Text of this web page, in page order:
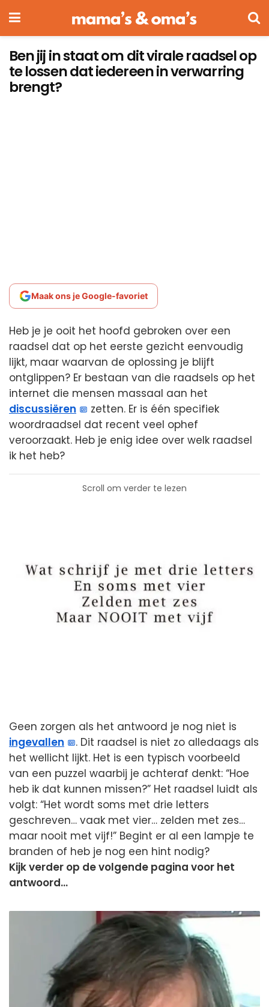
Ben jij in staat om dit virale raadsel op
te lossen dat iedereen in verwarring
brengt?
Maak ons je Google-favoriet
Heb je je ooit het hoofd gebroken over een
raadsel dat op het eerste gezicht eenvoudig
lijkt, maar waarvan de oplossing je blijft
ontglippen? Er bestaan van die raadsels op het
internet die mensen massaal aan het
discussiëren
zetten. Er is één specifiek
woordraadsel dat recent veel ophef
veroorzaakt. Heb je enig idee over welk raadsel
ik het heb?
Scroll om verder te lezen
Geen zorgen als het antwoord je nog niet is
ingevallen
. Dit raadsel is niet zo alledaags als
het wellicht lijkt. Het is een typisch voorbeeld
van een puzzel waarbij je achteraf denkt: “Hoe
heb ik dat kunnen missen?” Het raadsel luidt als
volgt: “Het wordt soms met drie letters
geschreven… vaak met vier… zelden met zes…
maar nooit met vijf!” Begint er al een lampje te
branden of heb je nog een hint nodig?
Kijk verder op de volgende pagina voor het
antwoord…